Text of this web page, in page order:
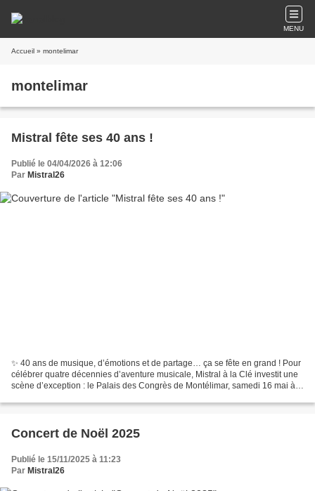
MENU
Accueil » montelimar
montelimar
Mistral fête ses 40 ans !
Publié le 04/04/2026 à 12:06
Par Mistral26
✨ 40 ans de musique, d’émotions et de partage… ça se fête en grand ! Pour
célébrer quatre décennies d’aventure musicale, Mistral à la Clé investit une
scène d’exception : le Palais des Congrès de Montélimar, samedi 16 mai à
Concert de Noël 2025
Publié le 15/11/2025 à 11:23
Par Mistral26